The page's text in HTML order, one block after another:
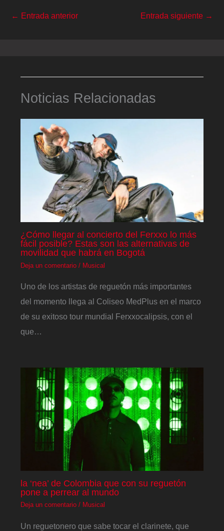
← Entrada anterior Entrada siguiente →
Noticias Relacionadas
¿Cómo llegar al concierto del Ferxxo lo más
fácil posible? Estas son las alternativas de
movilidad que habrá en Bogotá
Deja un comentario / Musical
Uno de los artistas de reguetón más importantes
del momento llega al Coliseo MedPlus en el marco
de su exitoso tour mundial Ferxxocalipsis, con el
que…
la ‘nea’ de Colombia que con su reguetón
pone a perrear al mundo
Deja un comentario / Musical
Un reguetonero que sabe tocar el clarinete, que